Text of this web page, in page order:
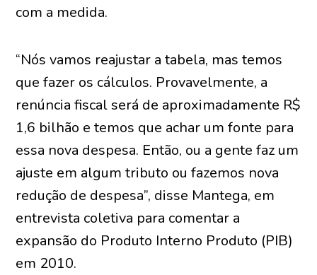
com a medida.
“Nós vamos reajustar a tabela, mas temos
que fazer os cálculos. Provavelmente, a
renúncia fiscal será de aproximadamente R$
1,6 bilhão e temos que achar um fonte para
essa nova despesa. Então, ou a gente faz um
ajuste em algum tributo ou fazemos nova
redução de despesa”, disse Mantega, em
entrevista coletiva para comentar a
expansão do Produto Interno Produto (PIB)
em 2010.